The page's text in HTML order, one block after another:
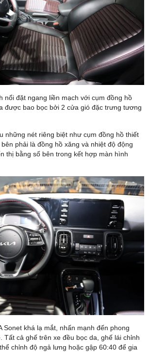
nổi đặt ngang liền mạch với cụm đồng hồ
được bao bọc bởi 2 cửa gió đặc trưng tương
những nét riêng biệt như cụm đồng hồ thiết
phải là đồng hồ xăng và nhiệt độ động
thị bằng số bên trong kết hợp màn hình
Sonet khá lạ mắt, nhấn mạnh đến phong
Tất cả ghế trên xe đều bọc da, ghế lái chỉnh
chỉnh độ ngả lưng hoặc gập 60:40 để gia